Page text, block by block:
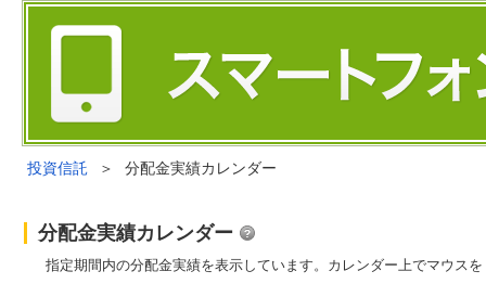
投資信託 ＞ 分配金実績カレンダー
分配金実績カレンダー
指定期間内の分配金実績を表示しています。カレンダー上でマウス